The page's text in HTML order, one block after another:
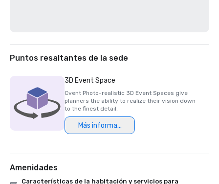
Puntos resaltantes de la sede
3D Event Space
Cvent Photo-realistic 3D Event Spaces give
planners the ability to realize their vision down
to the finest detail.
Más información
Amenidades
Características de la habitación y servicios para